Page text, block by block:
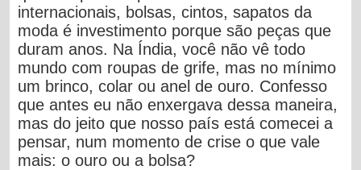
internacionais, bolsas, cintos, sapatos da
moda é investimento porque são peças que
duram anos. Na Índia, você não vê todo
mundo com roupas de grife, mas no mínimo
um brinco, colar ou anel de ouro. Confesso
que antes eu não enxergava dessa maneira,
mas do jeito que nosso país está comecei a
pensar, num momento de crise o que vale
mais: o ouro ou a bolsa?